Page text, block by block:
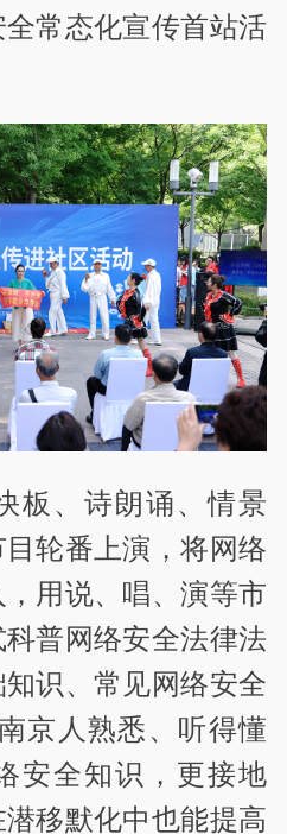
全常态化宣传首站活
板、诗朗诵、情景
轮番上演，将网络
用说、唱、演等市
普网络安全法律法
识、常见网络安全
京人熟悉、听得懂
安全知识，更接地
移默化中也能提高